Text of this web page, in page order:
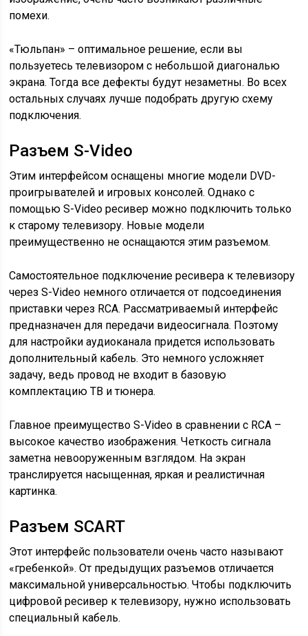
помехи.
«Тюльпан» – оптимальное решение, если вы
пользуетесь телевизором с небольшой диагональю
экрана. Тогда все дефекты будут незаметны. Во всех
остальных случаях лучше подобрать другую схему
подключения.
Разъем S-Video
Этим интерфейсом оснащены многие модели DVD-
проигрывателей и игровых консолей. Однако с
помощью S-Video ресивер можно подключить только
к старому телевизору. Новые модели
преимущественно не оснащаются этим разъемом.
Самостоятельное подключение ресивера к телевизору
через S-Video немного отличается от подсоединения
приставки через RCA. Рассматриваемый интерфейс
предназначен для передачи видеосигнала. Поэтому
для настройки аудиоканала придется использовать
дополнительный кабель. Это немного усложняет
задачу, ведь провод не входит в базовую
комплектацию ТВ и тюнера.
Главное преимущество S-Video в сравнении с RCA –
высокое качество изображения. Четкость сигнала
заметна невооруженным взглядом. На экран
транслируется насыщенная, яркая и реалистичная
картинка.
Разъем SCART
Этот интерфейс пользователи очень часто называют
«гребенкой». От предыдущих разъемов отличается
максимальной универсальностью. Чтобы подключить
цифровой ресивер к телевизору, нужно использовать
специальный кабель.